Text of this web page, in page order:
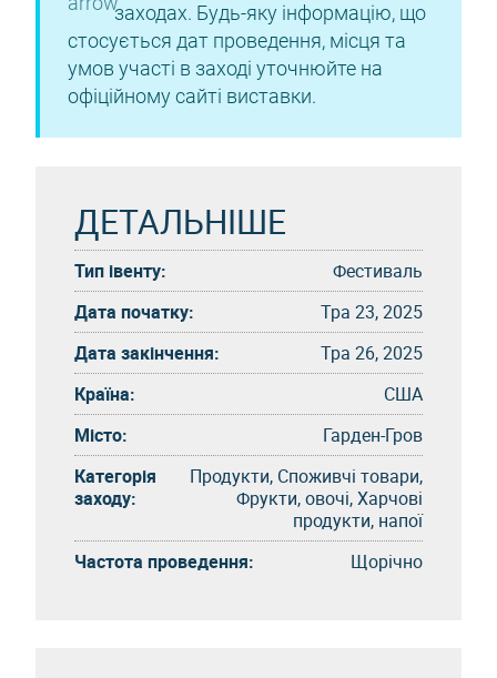
заходах. Будь-яку інформацію, що
стосується дат проведення, місця та
умов участі в заході уточнюйте на
офіційному сайті виставки.
ДЕТАЛЬНІШЕ
Тип івенту:
Фестиваль
Дата початку:
Тра 23, 2025
Дата закінчення:
Тра 26, 2025
Країна:
США
Місто:
Гарден-Гров
Категорія
заходу:
Продукти, Споживчі товари,
Фрукти, овочі, Харчові
продукти, напої
Частота проведення:
Щорічно